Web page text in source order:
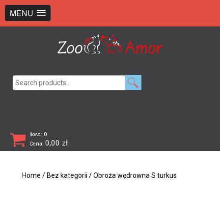
MENU
Ilosc: 0
Cena: 0,00 zł
Home / Bez kategorii / Obroża wędrowna S turkus